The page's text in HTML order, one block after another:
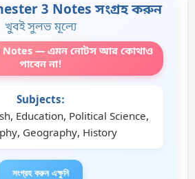
3 Notes সংগ্রহ করুন
খুবই সুলভ মূল্যে
Notes — এমন নোটস আর কোথাও
পাবেন না!
Subjects:
Education, Political Science,
Geography, History
সংগ্রহ করুন এক্ষুনি